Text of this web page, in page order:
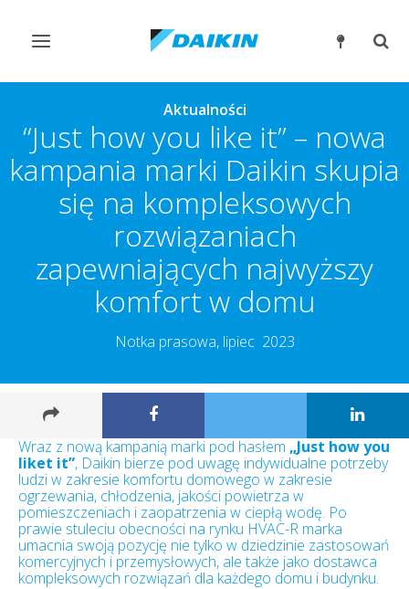
Przełącz
Aktualności
“Just how you like it” – nowa
kampania marki Daikin skupia
się na kompleksowych
rozwiązaniach
zapewniających najwyższy
komfort w domu
Notka prasowa, lipiec 2023
Wraz z nową kampanią marki pod hasłem „Just how you
liket it”, Daikin bierze pod uwagę indywidualne potrzeby
ludzi w zakresie komfortu domowego w zakresie
ogrzewania, chłodzenia, jakości powietrza w
pomieszczeniach i zaopatrzenia w ciepłą wodę. Po
prawie stuleciu obecności na rynku HVAC-R marka
umacnia swoją pozycję nie tylko w dziedzinie zastosowań
komercyjnych i przemysłowych, ale także jako dostawca
kompleksowych rozwiązań dla każdego domu i budynku.